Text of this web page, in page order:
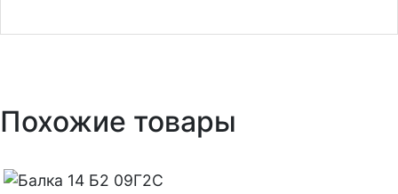
Похожие товары